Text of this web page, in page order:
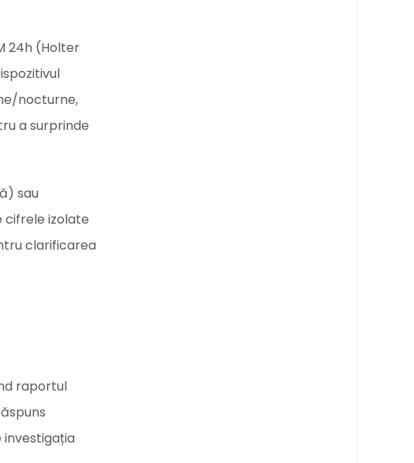
24h (Holter
nocturne,
a surprinde
sau
cifrele izolate
clarificarea
raportul
investigația